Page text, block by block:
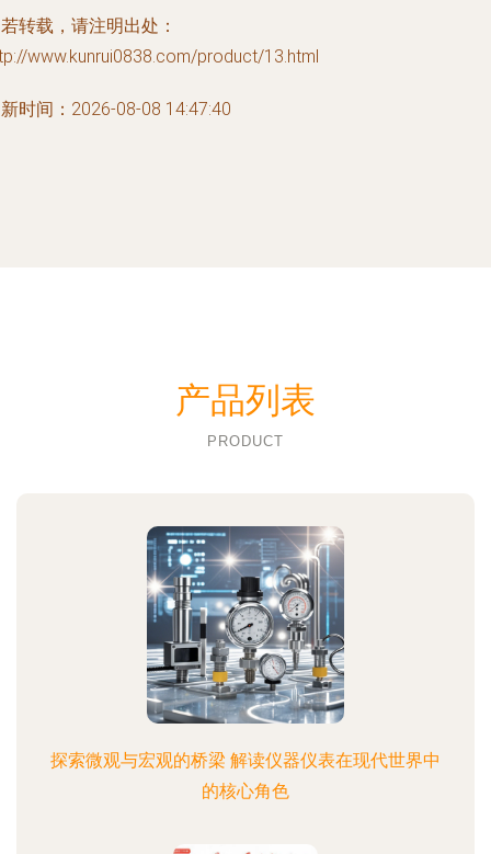
转载，请注明出处：
www.kunrui0838.com/product/13.html
时间：2026-08-08 14:47:40
产品列表
PRODUCT
探索微观与宏观的桥梁 解读仪器仪表在现代世界中
的核心角色